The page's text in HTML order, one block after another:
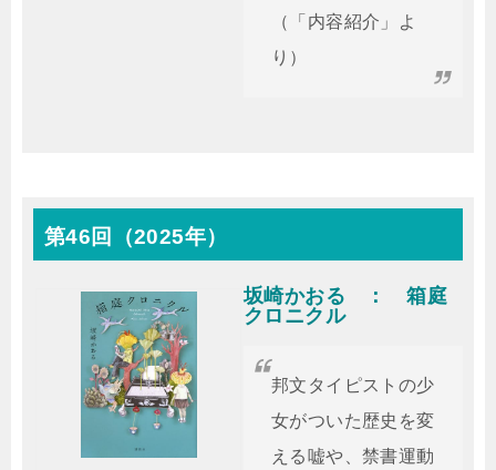
（「内容紹介」よ
り）
第46回（2025年）
坂崎かおる ： 箱庭
クロニクル
邦文タイピストの少
女がついた歴史を変
える嘘や、禁書運動